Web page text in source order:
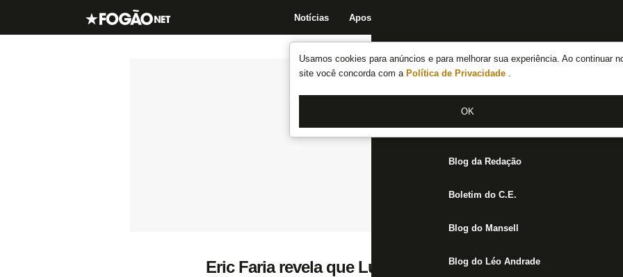
Usamos cookies para anúncios e para melhorar sua experiência. Ao continuar
site você concorda com a Política de Privacidade .
OK
Notícias Apostas
Notícias do Botafogo
Fórum
Jogos
Blog da Redação
Boletim do C.E.
Blog do Mansell
Blog do Léo Andrade
Eric Faria revela que Luiz Henrique teve nome gritado